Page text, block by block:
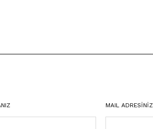
MAIL ADRESİNİZ